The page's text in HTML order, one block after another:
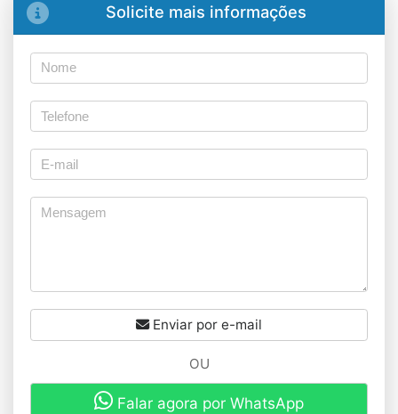
Solicite mais informações
Enviar por e-mail
OU
Falar agora por WhatsApp